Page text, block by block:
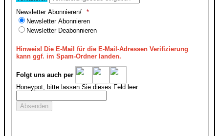
Newsletter Abonnieren/
Newsletter Abonnieren
Newsletter Deabonnieren
Hinweis! Die E-Mail für die E-Mail-Adressen Verifizierung
kann ggf. im Spam-Ordner landen.
Folgt uns auch per
Honeypot, bitte lassen Sie dieses Feld leer